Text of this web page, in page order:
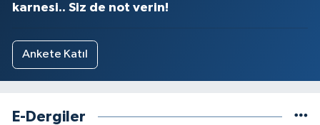
karnesi.. Siz de not verin!
Ankete Katıl
E-Dergiler